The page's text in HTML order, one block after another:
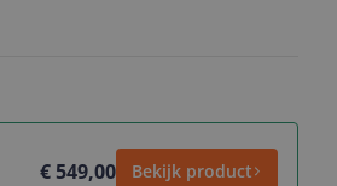
€ 549,00 Bekijk product